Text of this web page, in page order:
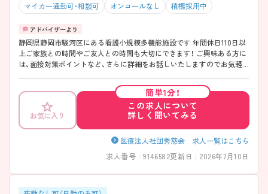
マイカー通勤可・相談可 オンコールなし 積極採用中
静岡県静岡市駿河区にある看護小規模多機能施設です 年間休日110日以
上ご家族との時間やご友人との時間も大切にできます！ ご興味ある方に
は、面接対策ポイントなど、さらに詳細をお話しいたしますのでお気軽に
お気に入り
簡単1分！
この求人について
詳しく聞いてみる
医療法人社団秀慈会 求人一覧はこちら
求人番号 : 9146582更新日 : 2026年7月10日